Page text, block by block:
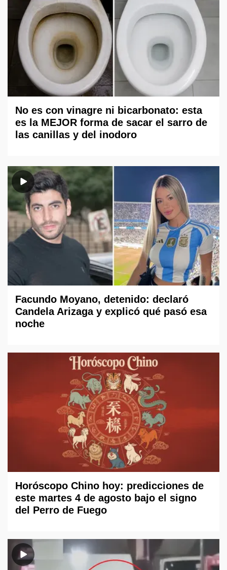
No es con vinagre ni bicarbonato: esta
es la MEJOR forma de sacar el sarro de
las canillas y del inodoro
Facundo Moyano, detenido: declaró
Candela Arizaga y explicó qué pasó esa
noche
Horóscopo Chino hoy: predicciones de
este martes 4 de agosto bajo el signo
del Perro de Fuego